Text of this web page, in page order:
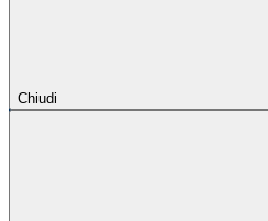
Chiudi